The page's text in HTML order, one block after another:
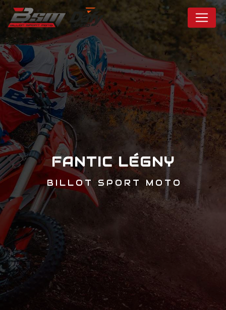
FANTIC LÉGNY
BILLOT SPORT MOTO
Panneau de gestion des cookies